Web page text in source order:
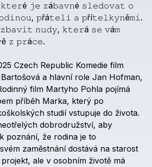
𝚔𝚝𝚎𝚛é 𝚓𝚎 𝚣á𝚋𝚊𝚟𝚗é 𝚜𝚕𝚎𝚍𝚘𝚟𝚊𝚝 𝚘
𝚙řá𝚝𝚎𝚕𝚒 𝚊 𝚙ří𝚝𝚎𝚕𝚔𝚢𝚗ě𝚖𝚒.
𝚣𝚋𝚊𝚟𝚒𝚝 𝚗𝚞𝚍𝚢, 𝚔𝚝𝚎𝚛á 𝚜𝚎 𝚟á𝚖
𝚣 𝚙𝚛á𝚌𝚎.
Czech Republic Komedie film
Bartošová a hlavní role Jan Hofman,
film Martyho Pohla pojímá
příběh Marka, který po
studií vstupuje do života.
dobrodružství, aby
k poznání, že rodina je to
svém zaměstnání dostává na starost
projekt, ale v osobním životě má